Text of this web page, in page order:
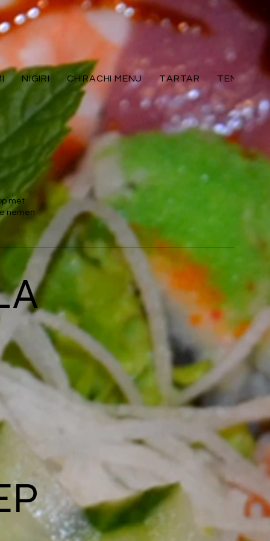
met
nemen
NIGIRI CHIRACHI MENU TARTAR TEMAKI